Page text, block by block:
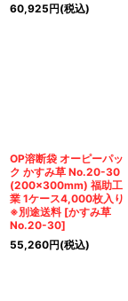
60,925円(税込)
OP溶断袋 オーピーパッ
ク かすみ草 No.20-30
(200×300mm) 福助工
業 1ケース4,000枚入り
※別途送料 [かすみ草
No.20-30]
55,260円(税込)